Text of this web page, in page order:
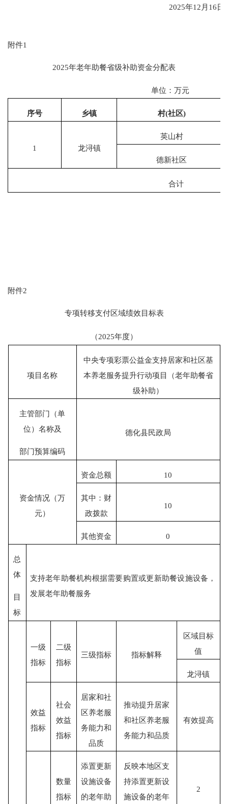
2025年12 月 16日
附件1
2025年老年助餐省级补助资金分配表
单位：万元
序号 乡镇 村(社区)
1 龙浔镇
英山村
德新社区
合计
附件2
专项转移支付区域绩效目标表
（2025年度）
项目名称
中央专项彩票公益金支持居家和社区基
本养老服务提升行动项目（老年助餐省
级补助）
主管部门（单
位）名称及
部门预算编码
德化县民政局
资金情况（万
元）
资金总额 10
其中：财
政拨款
10
其他资金 0
总
体
目
标
支持老年助餐机构根据需要购置或更新助餐设施设备，
发展老年助餐服务
一级
指标
二级
指标
三级指标 指标解释
区域目标
值
龙浔镇
效益
指标
社会
效益
指标
居家和社
区养老服
务能力和
品质
推动提升居家
和社区养老服
务能力和品质
有效提高
数量
指标
添置更新
设施设备
的老年助
反映本地区支
持添置更新设
施设备的老年
2